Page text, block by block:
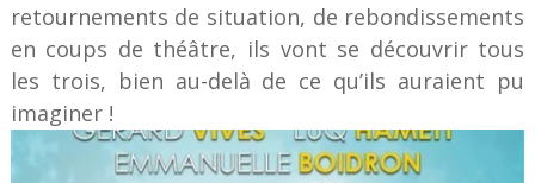
retournements de situation, de rebondissements
en coups de théâtre, ils vont se découvrir tous
les trois, bien au-delà de ce qu’ils auraient pu
imaginer !